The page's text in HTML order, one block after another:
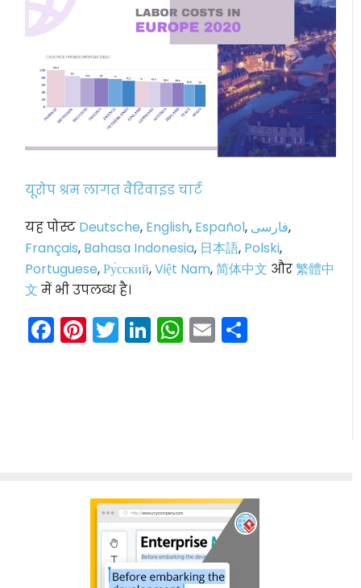
यूरोप श्रम लागत वैरिवाइड चार्ट
यह पोस्ट Deutsche, English, Español, فارسی,
Français, Bahasa Indonesia, 日本語, Polski,
Portuguese,Ру́сский,Việt Nam,简体中文 और繁體中
文 में भी उपलब्ध है।
Facebook
Pinterest
Twitter
LinkedIn
WhatsApp
Email